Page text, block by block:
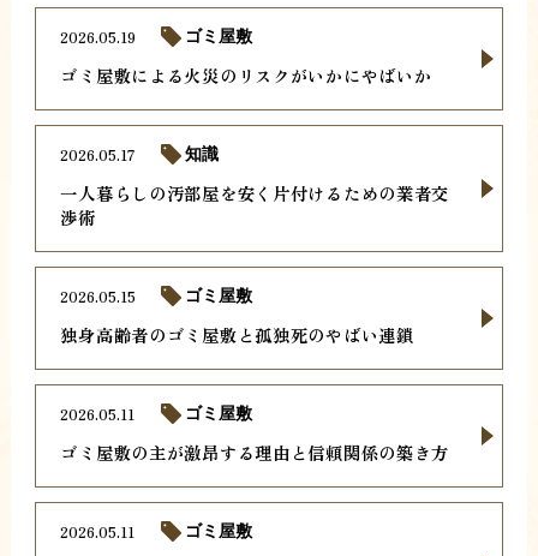
ゴミ屋敷による火災のリスクがいかにやばいか
2026.05.19 ゴミ屋敷
一人暮らしの汚部屋を安く片付けるための業者交
渉術
2026.05.17 知識
独身高齢者のゴミ屋敷と孤独死のやばい連鎖
2026.05.15 ゴミ屋敷
ゴミ屋敷の主が激昂する理由と信頼関係の築き方
2026.05.11 ゴミ屋敷
2026.05.11 ゴミ屋敷